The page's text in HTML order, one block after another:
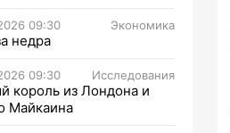
09:30 Экономика
недра
09:30 Исследования
король из Лондона и
Майкаина